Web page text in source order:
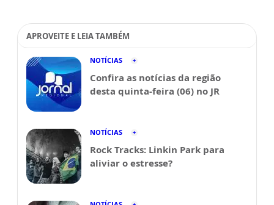
APROVEITE E LEIA TAMBÉM
NOTÍCIAS
Confira as notícias da região
desta quinta-feira (06) no JR
NOTÍCIAS
Rock Tracks: Linkin Park para
aliviar o estresse?